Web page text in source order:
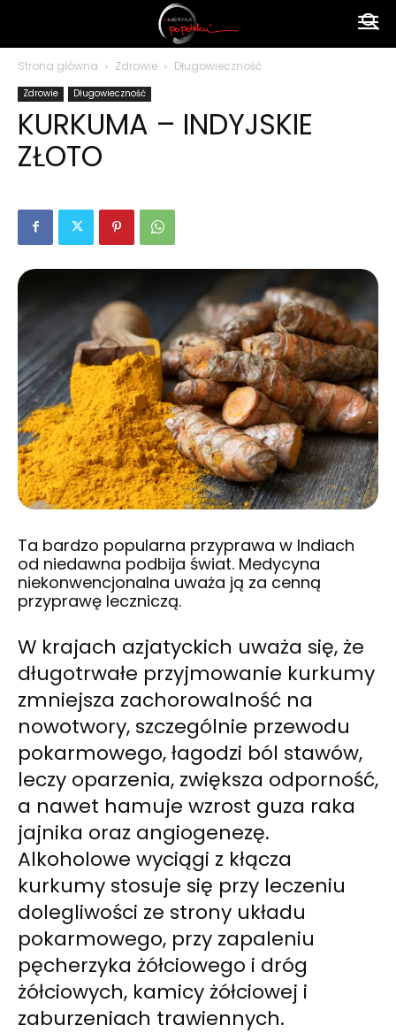
Strona główna Zdrowie Długowieczność
Zdrowie Długowieczność
KURKUMA – INDYJSKIE
ZŁOTO
Ta bardzo popularna przyprawa w Indiach
od niedawna podbija świat. Medycyna
niekonwencjonalna uważa ją za cenną
przyprawę leczniczą.
W krajach azjatyckich uważa się, że
długotrwałe przyjmowanie kurkumy
zmniejsza zachorowalność na
nowotwory, szczególnie przewodu
pokarmowego, łagodzi ból stawów,
leczy oparzenia, zwiększa odporność,
a nawet hamuje wzrost guza raka
jajnika oraz angiogenezę.
Alkoholowe wyciągi z kłącza
kurkumy stosuje się przy leczeniu
dolegliwości ze strony układu
pokarmowego, przy zapaleniu
pęcherzyka żółciowego i dróg
żółciowych, kamicy żółciowej i
zaburzeniach trawiennych.